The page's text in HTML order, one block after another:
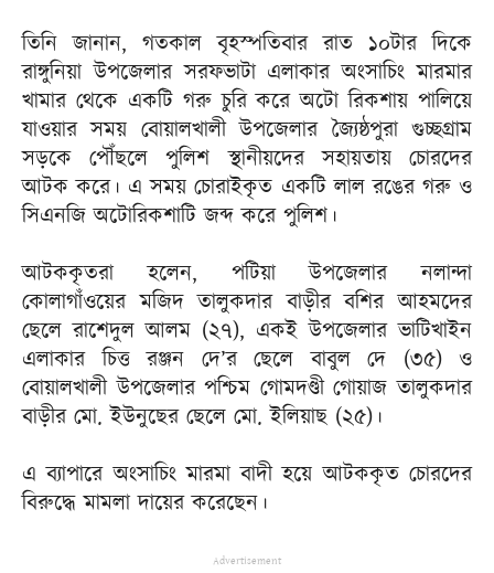
তিনি জানান, গতকাল বৃহস্পতিবার রাত ১০টার দিকে
রাঙ্গুনিয়া উপজেলার সরফভাটা এলাকার অংসাচিং মারমার
খামার থেকে একটি গরু চুরি করে অটো রিকশায় পালিয়ে
যাওয়ার সময় বোয়ালখালী উপজেলার জ্যৈষ্ঠপুরা গুচ্ছগ্রাম
সড়কে পৌঁছলে পুলিশ স্থানীয়দের সহায়তায় চোরদের
আটক করে। এ সময় চোরাইকৃত একটি লাল রঙের গরু ও
সিএনজি অটোরিকশাটি জব্দ করে পুলিশ।
আটককৃতরা হলেন, পটিয়া উপজেলার নলান্দা
কোলাগাঁওয়ের মজিদ তালুকদার বাড়ীর বশির আহমদের
ছেলে রাশেদুল আলম (২৭), একই উপজেলার ভাটিখাইন
এলাকার চিত্ত রঞ্জন দে’র ছেলে বাবুল দে (৩৫) ও
বোয়ালখালী উপজেলার পশ্চিম গোমদণ্ডী গোয়াজ তালুকদার
বাড়ীর মো. ইউনুছের ছেলে মো. ইলিয়াছ (২৫)।
এ ব্যাপারে অংসাচিং মারমা বাদী হয়ে আটককৃত চোরদের
বিরুদ্ধে মামলা দায়ের করেছেন।
Advertisement